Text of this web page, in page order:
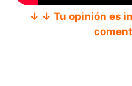
↓ ↓ Tu opinión es